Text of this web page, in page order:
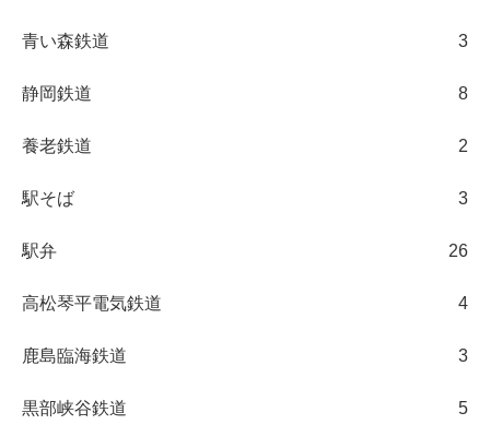
青い森鉄道 3
静岡鉄道 8
養老鉄道 2
駅そば 3
駅弁 26
高松琴平電気鉄道 4
鹿島臨海鉄道 3
黒部峡谷鉄道 5